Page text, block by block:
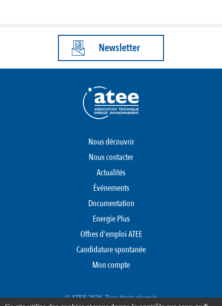
Newsletter
Nous découvrir
Nous contacter
Actualités
Événements
Documentation
Energie Plus
Offres d'emploi ATEE
Candidature spontanée
Mon compte
© ATEE 2026. Tous droits réservés